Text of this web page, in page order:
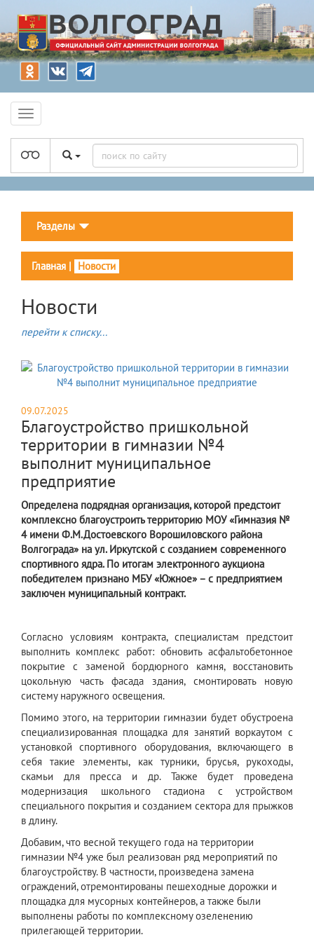
Разделы
Главная | Новости
Новости
перейти к списку...
09.07.2025
Благоустройство пришкольной
территории в гимназии №4
выполнит муниципальное
предприятие
Определена подрядная организация, которой предстоит
комплексно благоустроить территорию МОУ «Гимназия №
4 имени Ф.М.Достоевского Ворошиловского района
Волгограда» на ул. Иркутской с созданием современного
спортивного ядра. По итогам электронного аукциона
победителем признано МБУ «Южное» – с предприятием
заключен муниципальный контракт.
Согласно условиям контракта, специалистам предстоит
выполнить комплекс работ: обновить асфальтобетонное
покрытие с заменой бордюрного камня, восстановить
цокольную часть фасада здания, смонтировать новую
систему наружного освещения.
Помимо этого, на территории гимназии будет обустроена
специализированная площадка для занятий воркаутом с
установкой спортивного оборудования, включающего в
себя такие элементы, как турники, брусья, рукоходы,
скамьи для пресса и др. Также будет проведена
модернизация школьного стадиона с устройством
специального покрытия и созданием сектора для прыжков
в длину.
Добавим, что весной текущего года на территории
гимназии №4 уже был реализован ряд мероприятий по
благоустройству. В частности, произведена замена
ограждений, отремонтированы пешеходные дорожки и
площадка для мусорных контейнеров, а также были
выполнены работы по комплексному озеленению
прилегающей территории.